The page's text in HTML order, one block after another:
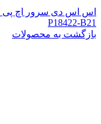
P18422-B21
بازگشت به محصولات